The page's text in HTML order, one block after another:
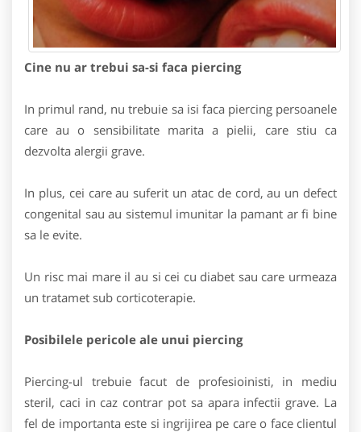
Cine nu ar trebui sa-si faca piercing
In primul rand, nu trebuie sa isi faca piercing persoanele
care au o sensibilitate marita a pielii, care stiu ca
dezvolta alergii grave.
In plus, cei care au suferit un atac de cord, au un defect
congenital sau au sistemul imunitar la pamant ar fi bine
sa le evite.
Un risc mai mare il au si cei cu diabet sau care urmeaza
un tratamet sub corticoterapie.
Posibilele pericole ale unui piercing
Piercing-ul trebuie facut de profesioinisti, in mediu
steril, caci in caz contrar pot sa apara infectii grave. La
fel de importanta este si ingrijirea pe care o face clientul